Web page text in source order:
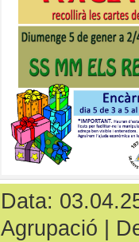
Data:
Agrupació